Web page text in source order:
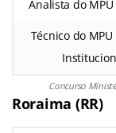
Analista do
Técnico do MPU
Concurso
Roraima (RR)